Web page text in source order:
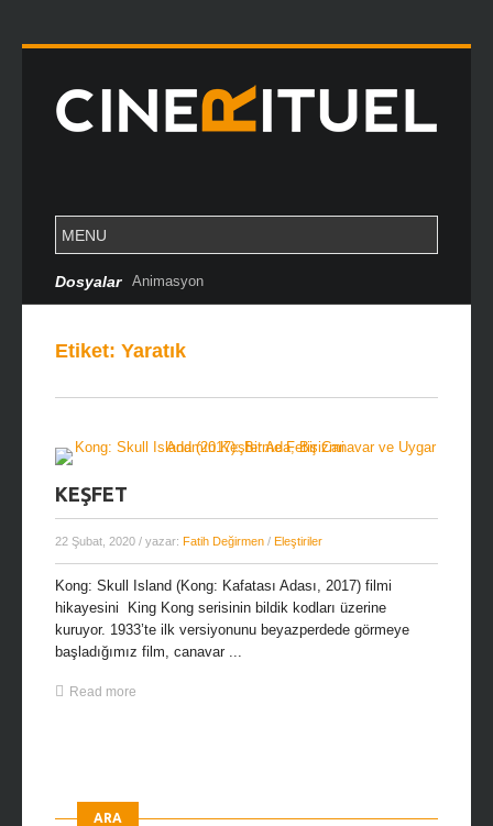
Dosyalar Animasyon
Etiket: Yaratık
KEŞFET
22 Şubat, 2020 / yazar: Fatih Değirmen / Eleştiriler
Kong: Skull Island (Kong: Kafatası Adası, 2017) filmi
hikayesini King Kong serisinin bildik kodları üzerine
kuruyor. 1933’te ilk versiyonunu beyazperdede görmeye
başladığımız film, canavar ...
Read more
ARA